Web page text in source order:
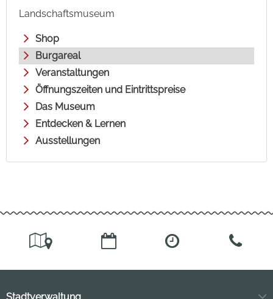
Landschaftsmuseum
Shop
Burgareal
Veranstaltungen
Öffnungszeiten und Eintrittspreise
Das Museum
Entdecken & Lernen
Ausstellungen